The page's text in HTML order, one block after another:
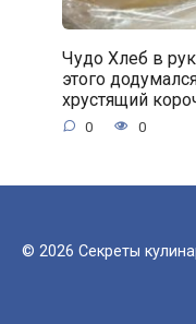
Чудо Хлеб в
этого
хрустящий
0 0
© 2026 Секреты